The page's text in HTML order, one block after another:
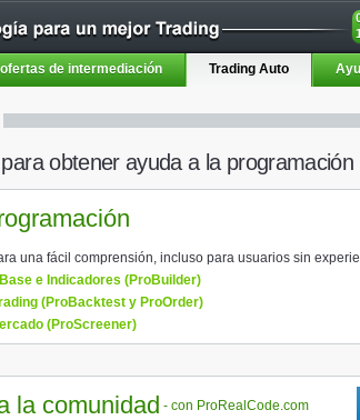
de intermediación Trading Auto
para obtener ayuda a la programación
una fácil comprensión, incluso para usuarios sin
e Indicadores (ProBuilder)
(ProBacktest y ProOrder)
(ProScreener)
la comunidad - con ProRealCode.com